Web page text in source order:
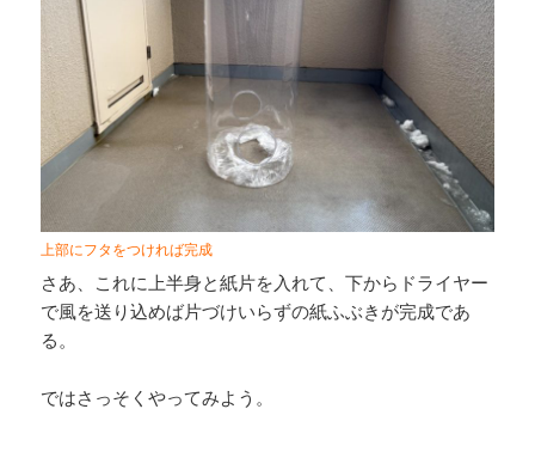
上部にフタをつければ完成
さあ、これに上半身と紙片を入れて、下からドライヤー
で風を送り込めば片づけいらずの紙ふぶきが完成であ
る。
ではさっそくやってみよう。